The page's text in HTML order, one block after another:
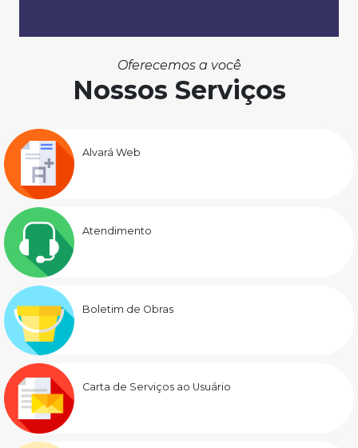
Oferecemos a você
Nossos Serviços
Alvará Web
Atendimento
Boletim de Obras
Carta de Serviços ao Usuário